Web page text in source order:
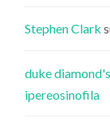
Stephen Clark
duke
ipereosinofila